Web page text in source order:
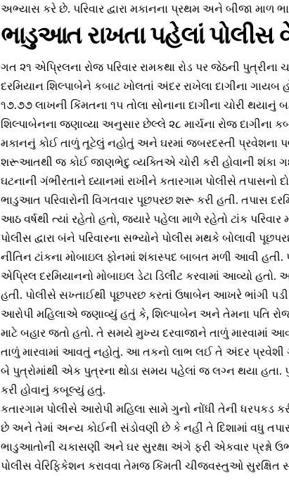
અભ્યાસ કરે છે. પરિવાર દ્વારા મકાનના પ્રથમ અને બીજા માળ
ભાડુઆત રાખતા પહેલાં પોલીસ
ગત ૨૧ એપ્રિલના રોજ પરિવાર રામકથા રોડ પર જેઠની પુત્રીના
દરમિયાન શિલ્પાબેને કબાટ ખોલતાં અંદર રાખેલા દાગીના
૧૭.૭૭ લાખની કિંમતના ૧૫ તોલા સોનાના દાગીના ચોરી
શિલ્પાબેનના જણાવ્યા અનુસાર છેલ્લે ૨૮ માર્ચના રોજ દાગીના
મકાનનું કોઈ તાળું તૂટેલું નહોતું અને ઘરમાં જબરદસ્તી પ્રવેશના
શરૂઆતથી જ કોઈ જાણભેદુ વ્યક્તિએ ચોરી કરી હોવાની શંકા
ઘટનાની ગંભીરતાને ધ્યાનમાં રાખીને કતારગામ પોલીસે તપાસનો
ભાડુઆત પરિવારોની વિગતવાર પૂછપરછ શરૂ કરી હતી. તપાસ
આઠ વર્ષથી ત્યાં રહેતો હતો, જ્યારે પહેલા માળે રહેતો ટાંક
પોલીસ દ્વારા બંને પરિવારના સભ્યોને પોલીસ મથકે બોલાવી
નીતિન ટાંકના મોબાઇલ ફોનમાં શંકાસ્પદ બાબત મળી આવી
એપ્રિલ દરમિયાનનો મોબાઇલ ડેટા ડિલીટ કરવામાં આવ્યો
હતી. પોલીસે સખ્તાઈથી પૂછપરછ કરતાં ઉષાબેન આખરે ભાંગી
આરોપી મહિલાએ જણાવ્યું હતું કે, શિલ્પાબેન અને તેમના પતિ
માટે બહાર જતો હતો. તે સમયે મુખ્ય દરવાજાને તાળું
તાળું મારવામાં આવતું નહોતું. આ તકનો લાભ લઈ તે અંદર પ્રવેશી
બે પુત્રોમાંથી એક પુત્રના થોડા સમય પહેલાં જ લગ્ન થયા હતા.
કરી હોવાનું કબૂલ્યું હતું.
કતારગામ પોલીસે આરોપી મહિલા સામે ગુનો નોંધી તેની ધરપકડ
છે અને તેમાં અન્ય કોઈની સંડોવણી છે કે નહીં તે દિશામાં વધુ
ભાડુઆતોની ચકાસણી અને ઘર સુરક્ષા અંગે ફરી એકવાર પ્રશ્નો
પોલીસ વેરિફિકેશન કરાવવા તેમજ કિંમતી ચીજવસ્તુઓ સુરક્ષિત